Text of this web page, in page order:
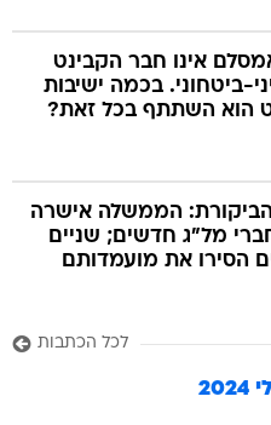
אינו חבר הקבינט
ביטחוני. בכמה ישיבות
הוא השתתף בכל זאת?
הממשלה אישרה
מל"ג חדשים; שניים
הסירו את מועמדותם
לכל הכתבות